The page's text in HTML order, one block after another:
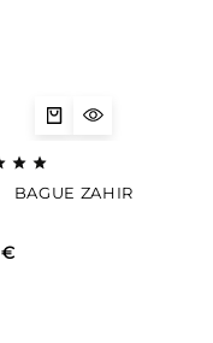
BAGUE ZAHIR
€